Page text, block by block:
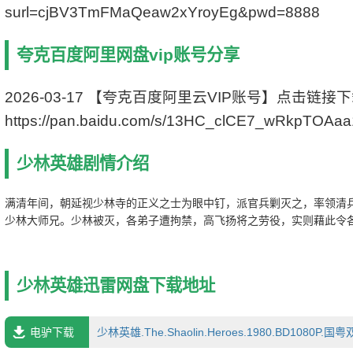
surl=cjBV3TmFMaQeaw2xYroyEg&pwd=8888
夸克百度阿里网盘vip账号分享
2026-03-17 【夸克百度阿里云VIP账号】点击链接
https://pan.baidu.com/s/
少林英雄剧情介绍
满清年间，朝延视少林寺的正义之士为眼中钉，派官兵剿灭之，率领清
少林大师兄。少林被灭，各弟子遭拘禁，高飞扬将之劳役，实则藉此令
少林英雄迅雷网盘下载地址
电驴下载 少林英雄.The.Shaolin.Heroes.1980.BD1080P.国粤